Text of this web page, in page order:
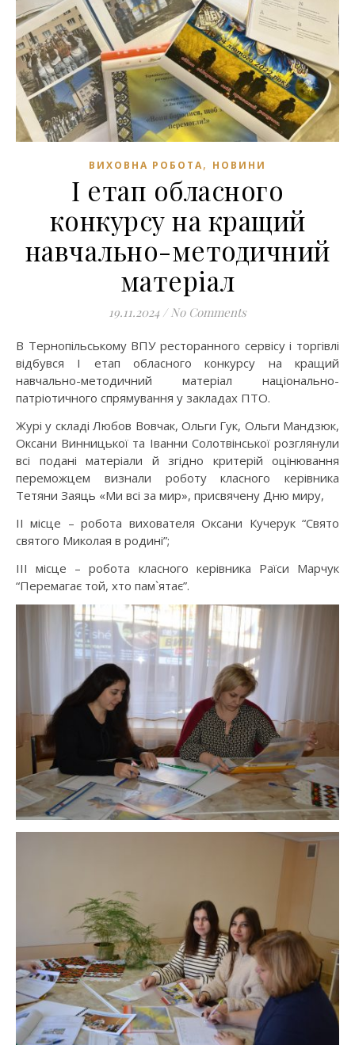
ВИХОВНА РОБОТА, НОВИНИ
І етап обласного
конкурсу на кращий
навчально-методичний
матеріал
19.11.2024 / No Comments
В Тернопільському ВПУ ресторанного сервісу і торгівлі
відбувся І етап обласного конкурсу на кращий
навчально-методичний матеріал національно-
патріотичного спрямування у закладах ПТО.
Журі у складі Любов Вовчак, Ольги Гук, Ольги Мандзюк,
Оксани Винницької та Іванни Солотвінської розглянули
всі подані матеріали й згідно критерій оцінювання
переможцем визнали роботу класного керівника
Тетяни Заяць «Ми всі за мир», присвячену Дню миру,
II місце – робота вихователя Оксани Кучерук “Свято
святого Миколая в родині”;
ІІІ місце – робота класного керівника Раїси Марчук
“Перемагає той, хто пам`ятає”.